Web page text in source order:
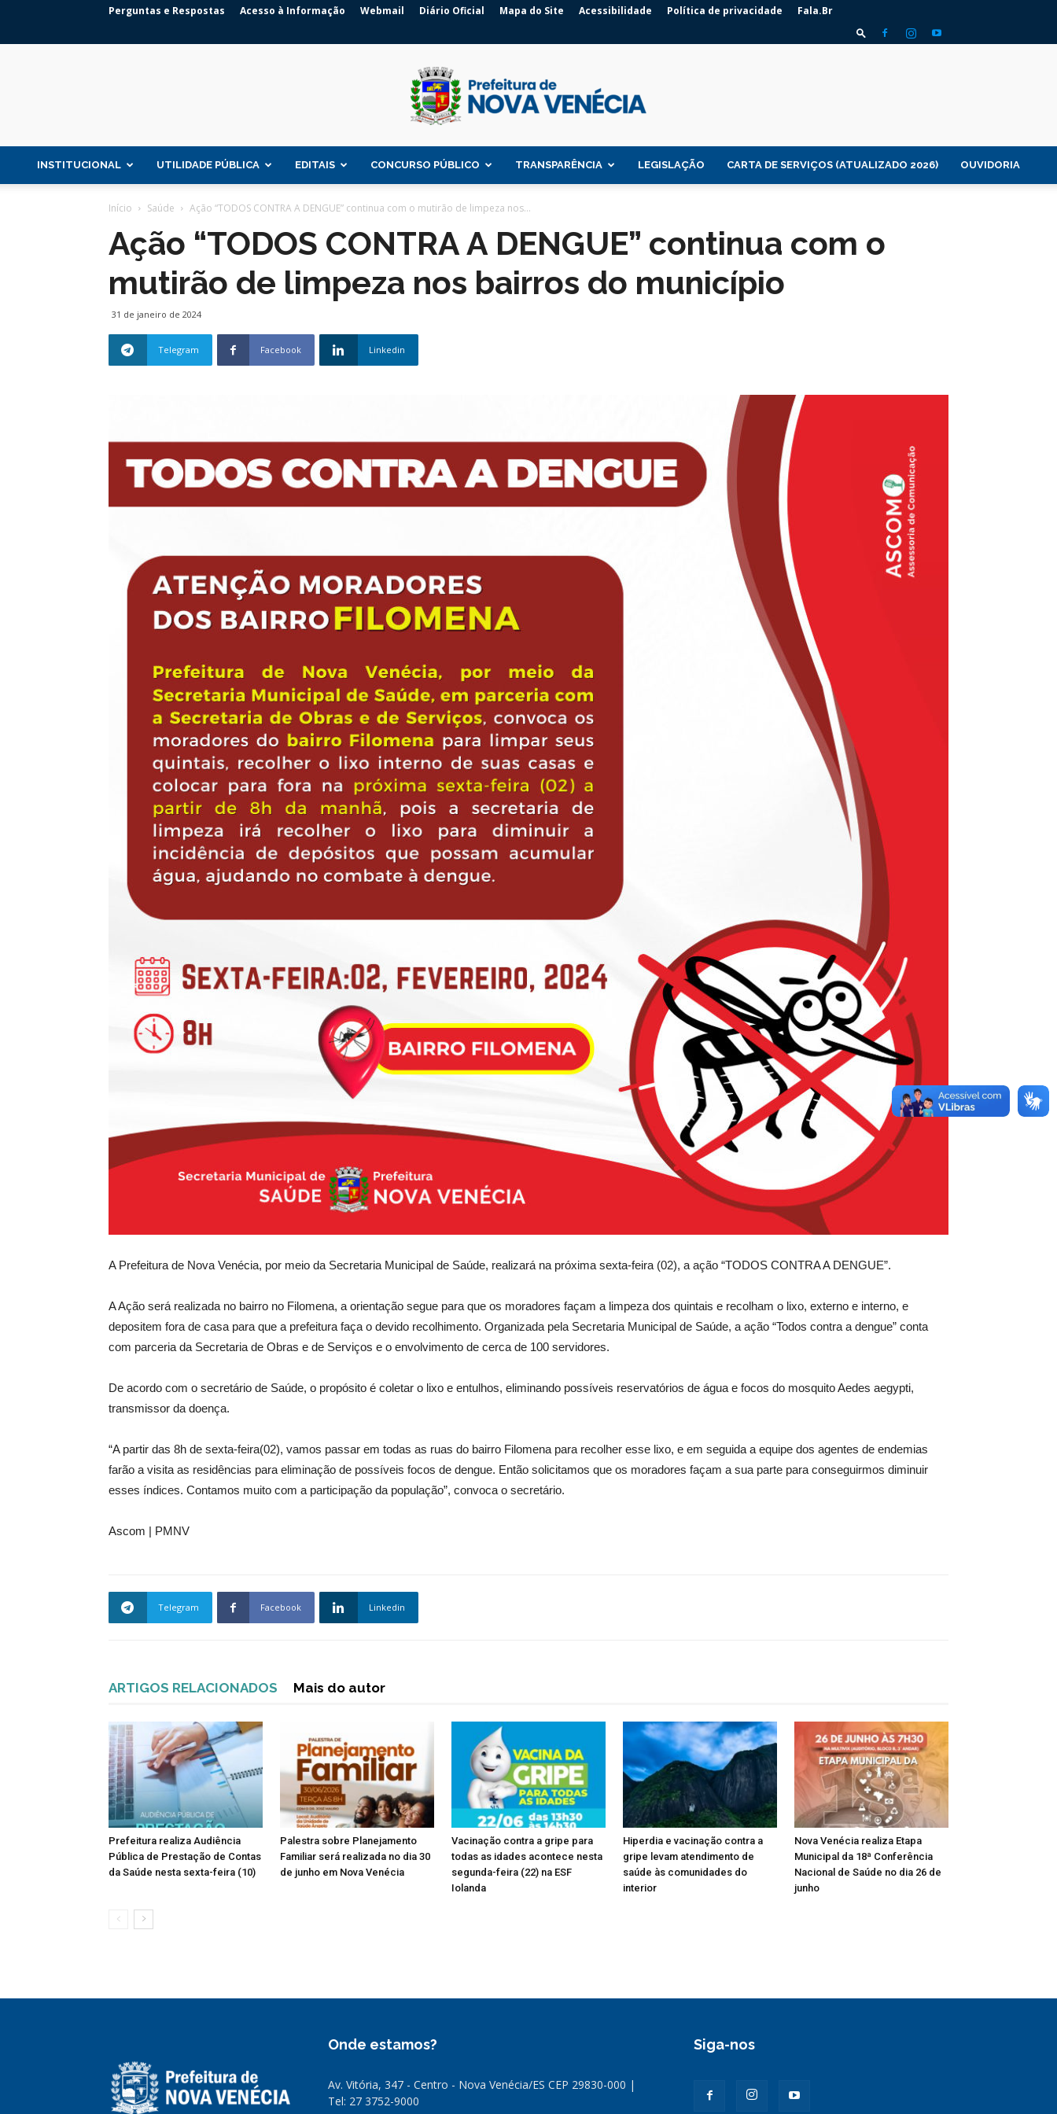
Perguntas e Respostas Acesso à Informação Webmail Diário Oficial Mapa do Site Acessibilidade Política de privacidade Fala.Br
de
Venécia
INSTITUCIONAL UTILIDADE PÚBLICA EDITAIS CONCURSO PÚBLICO TRANSPARÊNCIA LEGISLAÇÃO CARTA DE SERVIÇOS (ATUALIZADO 2026) OUVIDORIA
Início Saúde Ação “TODOS CONTRA A DENGUE” continua com o mutirão de limpeza nos...
Ação “TODOS CONTRA A DENGUE” continua com o
mutirão de limpeza nos bairros do município
31 de janeiro de 2024
Telegram Facebook Linkedin
A Prefeitura de Nova Venécia, por meio da Secretaria Municipal de Saúde, realizará na próxima sexta-feira (02), a ação “TODOS CONTRA A DENGUE”.
A Ação será realizada no bairro no Filomena, a orientação segue para que os moradores façam a limpeza dos quintais e recolham o lixo, externo e interno, e
depositem fora de casa para que a prefeitura faça o devido recolhimento. Organizada pela Secretaria Municipal de Saúde, a ação “Todos contra a dengue” conta
com parceria da Secretaria de Obras e de Serviços e o envolvimento de cerca de 100 servidores.
De acordo com o secretário de Saúde, o propósito é coletar o lixo e entulhos, eliminando possíveis reservatórios de água e focos do mosquito Aedes aegypti,
transmissor da doença.
“A partir das 8h de sexta-feira(02), vamos passar em todas as ruas do bairro Filomena para recolher esse lixo, e em seguida a equipe dos agentes de endemias
farão a visita as residências para eliminação de possíveis focos de dengue. Então solicitamos que os moradores façam a sua parte para conseguirmos diminuir
esses índices. Contamos muito com a participação da população”, convoca o secretário.
Ascom | PMNV
Telegram Facebook Linkedin
ARTIGOS RELACIONADOS Mais do autor
Prefeitura realiza Audiência
Pública de Prestação de Contas
da Saúde nesta sexta-feira (10)
Palestra sobre Planejamento
Familiar será realizada no dia 30
de junho em Nova Venécia
Vacinação contra a gripe para
todas as idades acontece nesta
segunda-feira (22) na ESF
Iolanda
Hiperdia e vacinação contra a
gripe levam atendimento de
saúde às comunidades do
interior
Nova Venécia realiza Etapa
Municipal da 18ª Conferência
Nacional de Saúde no dia 26 de
junho
Onde estamos?
Av. Vitória, 347 - Centro - Nova Venécia/ES CEP 29830-000 |
Tel: 27 3752-9000
Siga-nos